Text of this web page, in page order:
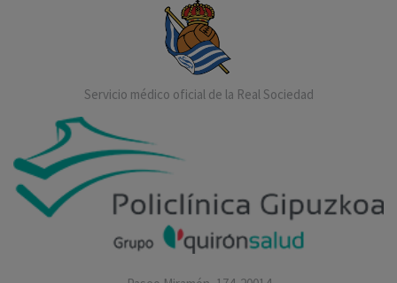
Servicio médico oficial de la Real Sociedad